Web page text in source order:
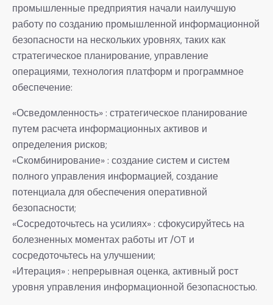
промышленные предприятия начали наилучшую
работу по созданию промышленной информационной
безопасности на нескольких уровнях, таких как
стратегическое планирование, управление
операциями, технология платформ и программное
обеспечение:
«Осведомленность» : стратегическое планирование
путем расчета информационных активов и
определения рисков;
«Скомбинирование» : создание систем и систем
полного управления информацией, создание
потенциала для обеспечения оперативной
безопасности;
«Сосредоточьтесь на усилиях» : сфокусируйтесь на
болезненных моментах работы ит /OT и
сосредоточьтесь на улучшении;
«Итерация» : непрерывная оценка, активный рост
уровня управления информационной безопасностью.